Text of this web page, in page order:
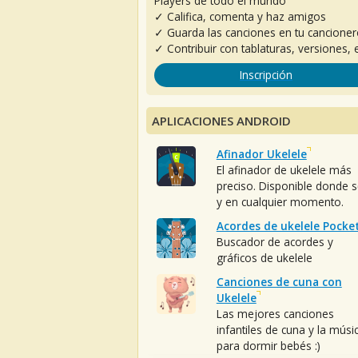
✓ Califica, comenta y haz amigos
✓ Guarda las canciones en tu
✓ Contribuir con tablaturas, versiones,
Inscripción
APLICACIONES ANDROID
Afinador Ukelele
El afinador de ukelele más
preciso. Disponible donde
y en cualquier momento.
Acordes de ukelele
Buscador de acordes y
gráficos de ukelele
Canciones de cuna con
Ukelele
Las mejores canciones
infantiles de cuna y la
para dormir bebés :)